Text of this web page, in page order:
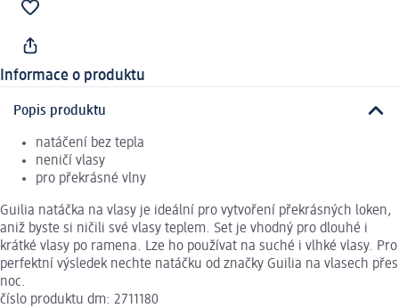
Informace o produktu
Popis produktu
natáčení bez tepla
neničí vlasy
pro překrásné vlny
Guilia natáčka na vlasy je ideální pro vytvoření překrásných loken,
aniž byste si ničili své vlasy teplem. Set je vhodný pro dlouhé i
krátké vlasy po ramena. Lze ho používat na suché i vlhké vlasy. Pro
perfektní výsledek nechte natáčku od značky Guilia na vlasech přes
noc.
číslo produktu dm: 2711180